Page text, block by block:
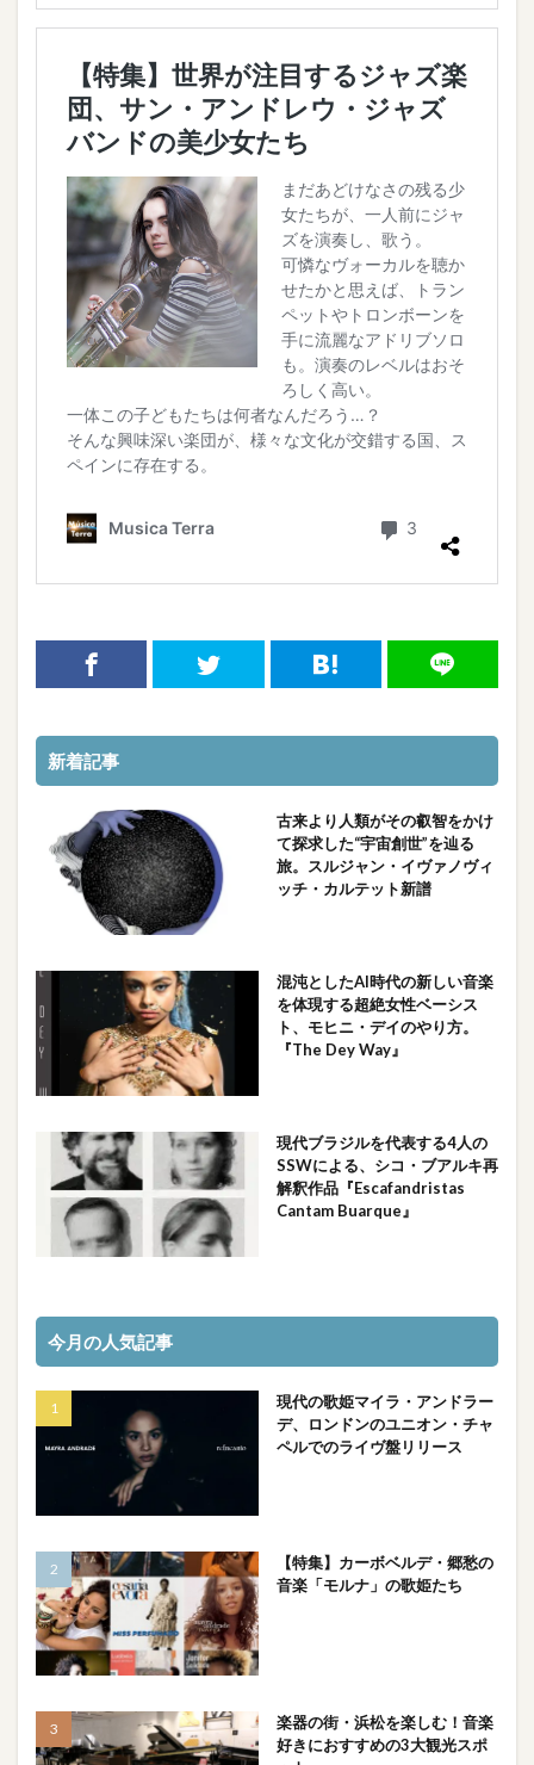
新着記事
古来より人類がその叡智をかけ
て探求した“宇宙創世”を辿る
旅。スルジャン・イヴァノヴィ
ッチ・カルテット新譜
混沌としたAI時代の新しい音楽
を体現する超絶女性ベーシス
ト、モヒニ・デイのやり方。
『The Dey Way』
現代ブラジルを代表する4人の
SSWによる、シコ・ブアルキ再
解釈作品『Escafandristas
Cantam Buarque』
今月の人気記事
現代の歌姫マイラ・アンドラー
デ、ロンドンのユニオン・チャ
ペルでのライヴ盤リリース
【特集】カーボベルデ・郷愁の
音楽「モルナ」の歌姫たち
楽器の街・浜松を楽しむ！音楽
好きにおすすめの3大観光スポ